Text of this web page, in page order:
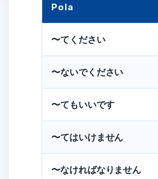
Pola
〜てください
〜ないでください
〜てもいいです
〜てはいけません
〜なければなりません